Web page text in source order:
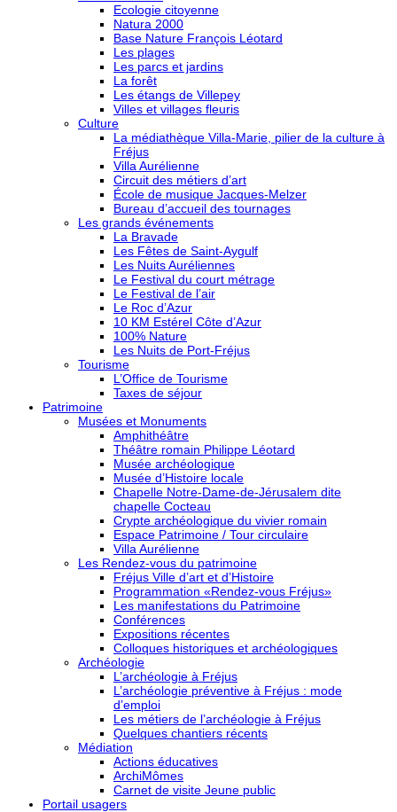
Ecologie citoyenne
Natura 2000
Base Nature François Léotard
Les plages
Les parcs et jardins
La forêt
Les étangs de Villepey
Villes et villages fleuris
Culture
La médiathèque Villa-Marie, pilier de la culture à
Fréjus
Villa Aurélienne
Circuit des métiers d’art
École de musique Jacques-Melzer
Bureau d’accueil des tournages
Les grands événements
La Bravade
Les Fêtes de Saint-Aygulf
Les Nuits Auréliennes
Le Festival du court métrage
Le Festival de l’air
Le Roc d’Azur
10 KM Estérel Côte d’Azur
100% Nature
Les Nuits de Port-Fréjus
Tourisme
L’Office de Tourisme
Taxes de séjour
Patrimoine
Musées et Monuments
Amphithéâtre
Théâtre romain Philippe Léotard
Musée archéologique
Musée d’Histoire locale
Chapelle Notre-Dame-de-Jérusalem dite
chapelle Cocteau
Crypte archéologique du vivier romain
Espace Patrimoine / Tour circulaire
Villa Aurélienne
Les Rendez-vous du patrimoine
Fréjus Ville d’art et d’Histoire
Programmation «Rendez-vous Fréjus»
Les manifestations du Patrimoine
Conférences
Expositions récentes
Colloques historiques et archéologiques
Archéologie
L’archéologie à Fréjus
L’archéologie préventive à Fréjus : mode
d’emploi
Les métiers de l’archéologie à Fréjus
Quelques chantiers récents
Médiation
Actions éducatives
ArchiMômes
Carnet de visite Jeune public
Portail usagers